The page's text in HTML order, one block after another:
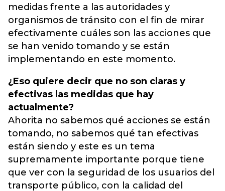
medidas frente a las autoridades y
organismos de tránsito con el fin de mirar
efectivamente cuáles son las acciones que
se han venido tomando y se están
implementando en este momento.
¿Eso quiere decir que no son claras y
efectivas las medidas que hay
actualmente?
Ahorita no sabemos qué acciones se están
tomando, no sabemos qué tan efectivas
están siendo y este es un tema
supremamente importante porque tiene
que ver con la seguridad de los usuarios del
transporte público, con la calidad del